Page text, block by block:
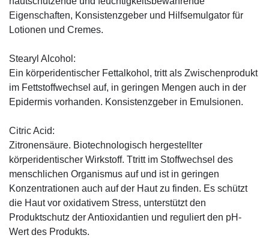
Eigenschaften, Konsistenzgeber und Hilfsemulgator für
Lotionen und Cremes.
Stearyl Alcohol:
Ein körperidentischer Fettalkohol, tritt als Zwischenprodukt
im Fettstoffwechsel auf, in geringen Mengen auch in der
Epidermis vorhanden. Konsistenzgeber in Emulsionen.
Citric Acid:
Zitronensäure. Biotechnologisch hergestellter
körperidentischer Wirkstoff. Ttritt im Stoffwechsel des
menschlichen Organismus auf und ist in geringen
Konzentrationen auch auf der Haut zu finden. Es schützt
die Haut vor oxidativem Stress, unterstützt den
Produktschutz der Antioxidantien und reguliert den pH-
Wert des Produkts.